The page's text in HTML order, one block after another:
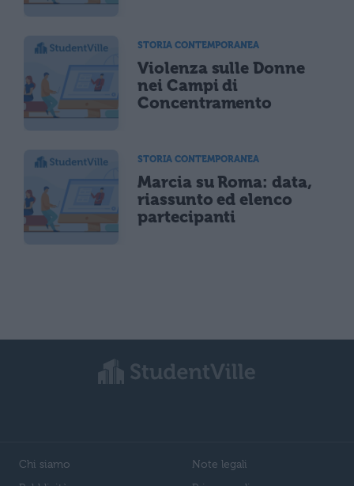
STORIA CONTEMPORANEA
Violenza sulle Donne
nei Campi di
Concentramento
STORIA CONTEMPORANEA
Marcia su Roma: data,
riassunto ed elenco
partecipanti
Chi siamo
Note legali